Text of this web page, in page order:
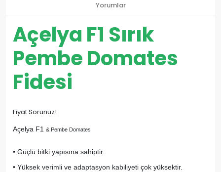
Yorumlar
Açelya F1 Sırık
Pembe Domates
Fidesi
Fiyat Sorunuz!
Açelya F1 & Pembe Domates
• Güçlü bitki yapısına sahiptir.
• Yüksek verimli ve adaptasyon kabiliyeti çok yüksektir.